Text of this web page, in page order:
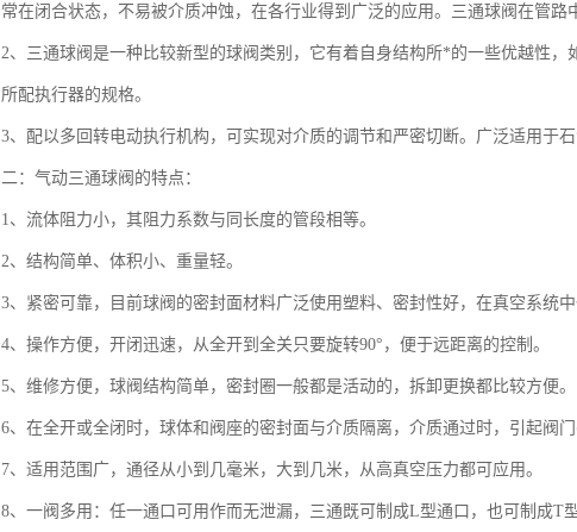
常在闭合状态，不易被介质冲蚀，在各行业得到广泛的应用。三通球阀在管路
2、三通球阀是一种比较新型的球阀类别，它有着自身结构所*的一些优越性
所配执行器的规格。
3、配以多回转电动执行机构，可实现对介质的调节和严密切断。广泛适用于
二：气动三通球阀的特点：
1、流体阻力小，其阻力系数与同长度的管段相等。
2、结构简单、体积小、重量轻。
3、紧密可靠，目前球阀的密封面材料广泛使用塑料、密封性好，在真空系统中
4、操作方便，开闭迅速，从全开到全关只要旋转90°，便于远距离的控制。
5、维修方便，球阀结构简单，密封圈一般都是活动的，拆卸更换都比较方便。
6、在全开或全闭时，球体和阀座的密封面与介质隔离，介质通过时，引起阀门
7、适用范围广，通径从小到几毫米，大到几米，从高真空压力都可应用。
8、一阀多用：任一通口可用作而无泄漏，三通既可制成L型通口，也可制成T型